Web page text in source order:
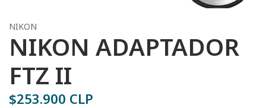
NIKON
NIKON ADAPTADOR
FTZ II
$253.900 CLP